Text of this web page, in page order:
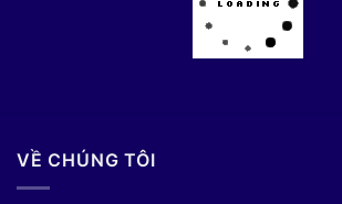
VỀ CHÚNG TÔI